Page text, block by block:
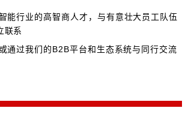
能行业的高智商人才，与有意壮大员工队伍
联系
通过我们的B2B平台和生态系统与同行交流